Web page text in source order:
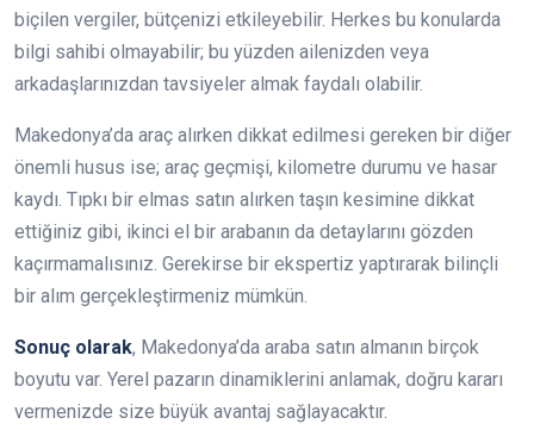
biçilen vergiler, bütçenizi etkileyebilir. Herkes bu konularda
bilgi sahibi olmayabilir; bu yüzden ailenizden veya
arkadaşlarınızdan tavsiyeler almak faydalı olabilir.
Makedonya’da araç alırken dikkat edilmesi gereken bir diğer
önemli husus ise; araç geçmişi, kilometre durumu ve hasar
kaydı. Tıpkı bir elmas satın alırken taşın kesimine dikkat
ettiğiniz gibi, ikinci el bir arabanın da detaylarını gözden
kaçırmamalısınız. Gerekirse bir ekspertiz yaptırarak bilinçli
bir alım gerçekleştirmeniz mümkün.
Sonuç olarak, Makedonya’da araba satın almanın birçok
boyutu var. Yerel pazarın dinamiklerini anlamak, doğru kararı
vermenizde size büyük avantaj sağlayacaktır.